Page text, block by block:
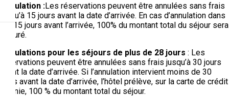
Annulation :Les réservations peuvent être annulées sans frais
jusqu’à 15 jours avant la date d’arrivée. En cas d’annulation dans
les 15 jours avant l’arrivée, 100% du montant total du séjour sera
facturé.
Annulations pour les séjours de plus de 28 jours : Les
réservations peuvent être annulées sans frais jusqu’à 30 jours
avant la date d’arrivée. Si l’annulation intervient moins de 30
jours avant la date d’arrivée, l’hôtel prélève, sur la carte de crédit
fournie, 100 % du montant total du séjour.